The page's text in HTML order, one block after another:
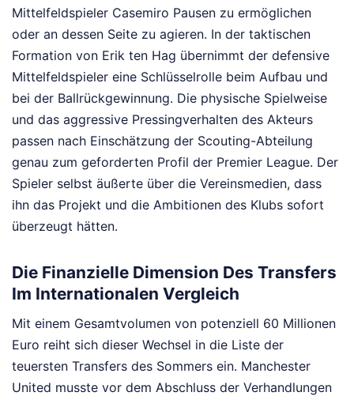
Mittelfeldspieler Casemiro Pausen zu ermöglichen
oder an dessen Seite zu agieren. In der taktischen
Formation von Erik ten Hag übernimmt der defensive
Mittelfeldspieler eine Schlüsselrolle beim Aufbau und
bei der Ballrückgewinnung. Die physische Spielweise
und das aggressive Pressingverhalten des Akteurs
passen nach Einschätzung der Scouting-Abteilung
genau zum geforderten Profil der Premier League. Der
Spieler selbst äußerte über die Vereinsmedien, dass
ihn das Projekt und die Ambitionen des Klubs sofort
überzeugt hätten.
Die Finanzielle Dimension Des Transfers
Im Internationalen Vergleich
Mit einem Gesamtvolumen von potenziell 60 Millionen
Euro reiht sich dieser Wechsel in die Liste der
teuersten Transfers des Sommers ein. Manchester
United musste vor dem Abschluss der Verhandlungen